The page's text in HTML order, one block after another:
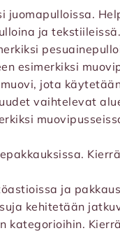
juomapulloissa.
ja tekstiileissä.
esimerkiksi
jota
vaihtelevat
ja
kehitetään
kategorioihin.